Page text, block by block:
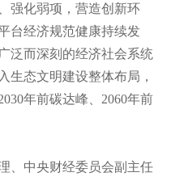
强化弱项，营造创新环
台经济规范健康持续发
泛而深刻的经济社会系统
生态文明建设整体布局，
年前碳达峰、2060年前
、中央财经委员会副主任